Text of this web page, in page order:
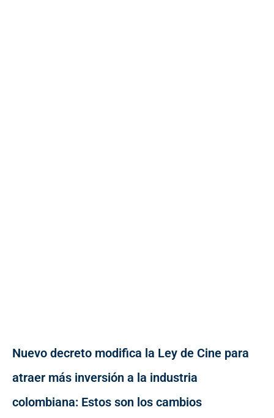
Nuevo decreto modifica la Ley de Cine para
atraer más inversión a la industria
colombiana: Estos son los cambios